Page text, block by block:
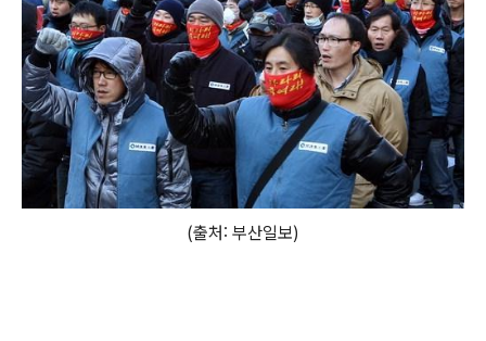
(출처: 부산일보)